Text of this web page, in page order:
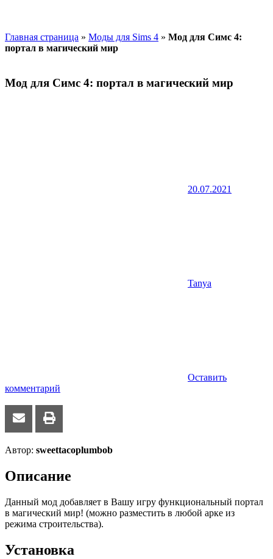
Главная страница » Моды для Sims 4 » Мод для Симс 4:
портал в магический мир
Мод для Симс 4: портал в магический мир
20.07.2021
Tanya
Оставить
комментарий
Автор: sweettacoplumbob
Описание
Данный мод добавляет в Вашу игру функциональный портал
в магический мир! (можно разместить в любой арке из
режима строительства).
Установка